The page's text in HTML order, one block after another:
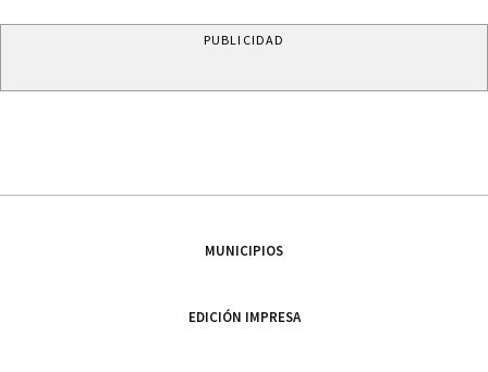
PUBLICIDAD
MUNICIPIOS
EDICIÓN IMPRESA